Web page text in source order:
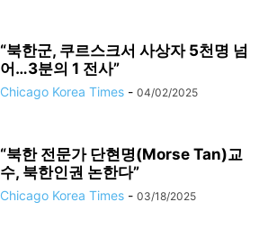
“북한군, 쿠르스크서 사상자 5천명 넘
어…3분의 1 전사”
Chicago Korea Times - 04/02/2025
“북한 전문가 단현명(Morse Tan)교
수, 북한인권 논한다”
Chicago Korea Times - 03/18/2025